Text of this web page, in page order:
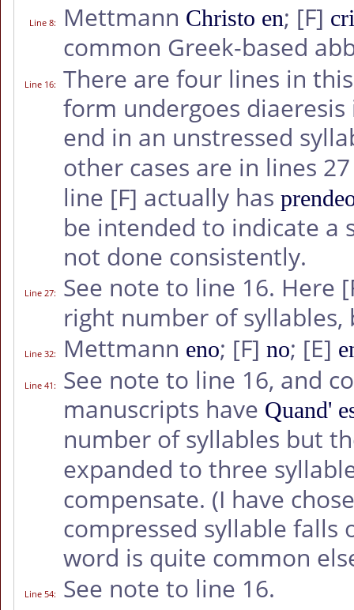
Line 8: Mettmann Christo en; [F]
common Greek-based
Line 16:
There are four lines in
form undergoes
end in an unstressed
other cases are in lines
line [F] actually has
be intended to indicate a
not done consistently.
Line 27: See note to line 16. Here
right number of
Line 32: Mettmann eno; [F] no; [E]
Line 41:
See note to line 16, and
manuscripts have Quand'
number of syllables but
expanded to three
compensate. (I have
compressed syllable falls
word is quite common
Line 54: See note to line 16.